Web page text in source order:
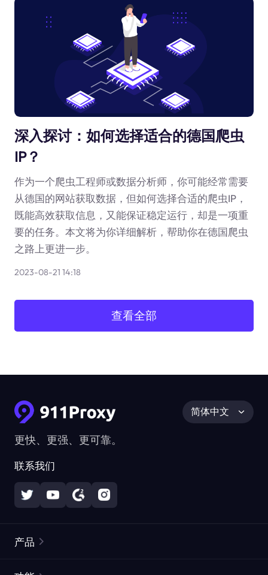
深入探讨：如何选择适合的德国爬虫
IP？
作为一个爬虫工程师或数据分析师，你可能经常需要
从德国的网站获取数据，但如何选择合适的爬虫IP，
既能高效获取信息，又能保证稳定运行，却是一项重
要的任务。本文将为你详细解析，帮助你在德国爬虫
之路上更进一步。
2023-08-21 14:18
查看全部
更快、更强、更可靠。
联系我们
简体中文
产品